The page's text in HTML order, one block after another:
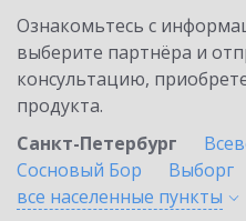
Ознакомьтесь с
выберите партнёра и
консультацию,
продукта.
Санкт-Петербург
Сосновый Бор
Выборг
все населенные пункты